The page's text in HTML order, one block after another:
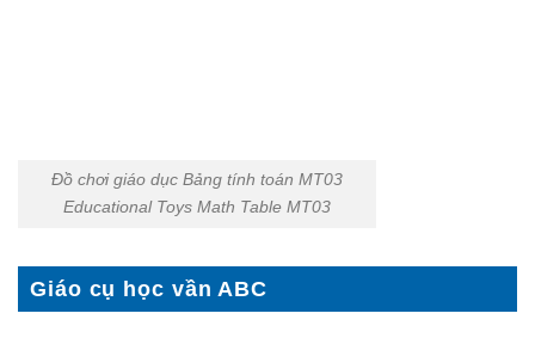
Đồ chơi giáo dục Bảng tính toán MT03
Educational Toys Math Table MT03
Giáo cụ học vần ABC